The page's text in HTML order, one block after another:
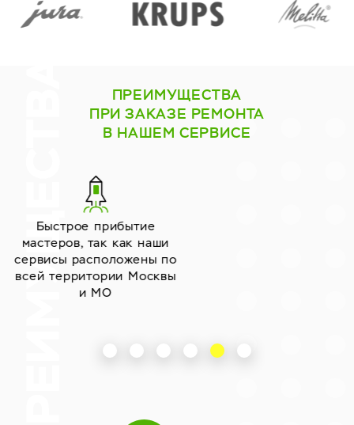
ПРЕИМУЩЕСТВА
ПРИ ЗАКАЗЕ РЕМОНТА
В НАШЕМ СЕРВИСЕ
Работаем только с
надёжными
поставщиками запчастей
уже много лет